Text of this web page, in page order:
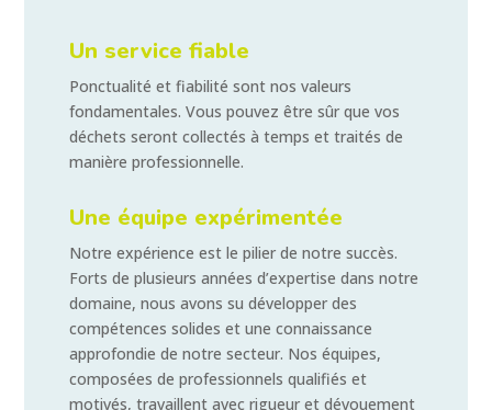
Un service fiable
Ponctualité et fiabilité sont nos valeurs
fondamentales. Vous pouvez être sûr que vos
déchets seront collectés à temps et traités de
manière professionnelle.
Une équipe expérimentée
Notre expérience est le pilier de notre succès.
Forts de plusieurs années d’expertise dans notre
domaine, nous avons su développer des
compétences solides et une connaissance
approfondie de notre secteur. Nos équipes,
composées de professionnels qualifiés et
motivés, travaillent avec rigueur et dévouement